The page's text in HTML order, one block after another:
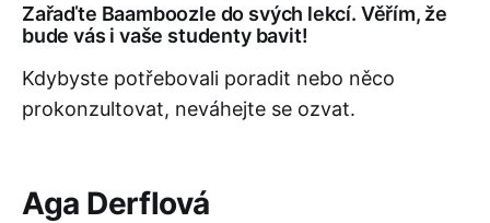
Zařaďte Baamboozle do svých lekcí. Věřím, že
bude vás i vaše studenty bavit!
Kdybyste potřebovali poradit nebo něco
prokonzultovat, neváhejte se ozvat.
Aga Derflová